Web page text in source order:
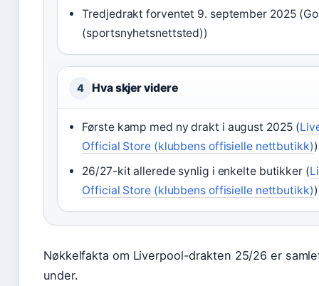
Tredjedrakt forventet 9. september 2025
(sportsnyhetsnettsted))
4 Hva skjer videre
Første kamp med ny drakt i august 2025 (
Official Store (klubbens offisielle nettbutikk))
26/27-kit allerede synlig i enkelte butikker (
Official Store (klubbens offisielle nettbutikk))
Nøkkelfakta om Liverpool-drakten 25/26 er
under.